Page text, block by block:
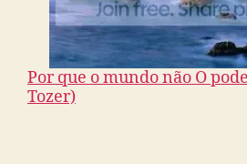
Por que o mundo não O
Tozer)